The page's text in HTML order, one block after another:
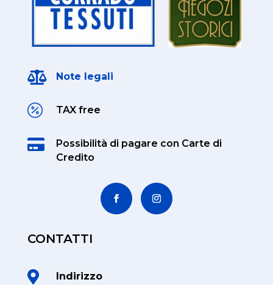
 Note legali
 TAX free
 Possibilità di pagare con Carte di
Credito
CONTATTI

Indirizzo